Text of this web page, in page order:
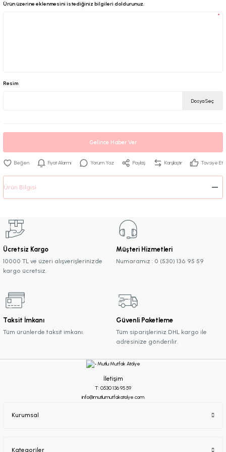
Ürün üzerine eklenmesini istediğiniz bilgileri doldurunuz.
*
Resim
Dosya Seç
Gelince Haber Ver
Fiyat Alarmı Yorum Yaz Paylaş Karşılaştır Tavsiye Et
Ürün Bilgisi
Ücretsiz Kargo
10000 TL ve üzeri alışverişlerinizde
kargo ücretsiz.
Müşteri Hizmetleri
Numaramız : 0 (530) 136 95 59
Taksit İmkanı
Tüm ürünlerde taksit imkanı.
Güvenli Paketleme
Tüm siparişleriniz DHL kargo ile
adresinize gönderilir.
İletişim
T: 0530 136 95 59
info@mutlumutfakatolye.com
Kurumsal
Kategoriler